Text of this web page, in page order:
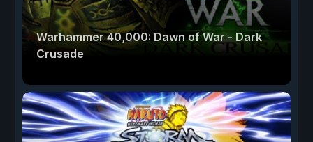
Warhammer 40,000: Dawn of War - Dark
Crusade